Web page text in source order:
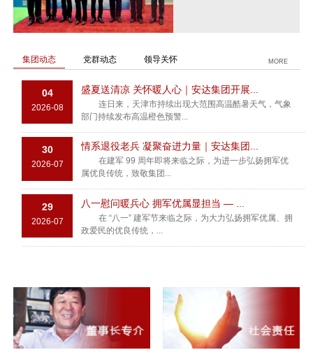
集团动态 党群动态 领导关怀 MORE
04
2026-08
盛夏送清凉 关怀暖人心｜安达集团开展...
连日来，天津市持续出现大范围高温酷暑天气，气象
部门持续发布高温橙色预警...
30
2026-07
情系退役老兵 凝聚奋进力量｜安达集团...
在建军 99 周年即将来临之际，为进一步弘扬拥军优
属优良传统，致敬集团...
29
2026-07
八一慰问暖兵心 拥军优属显担当 — ...
在 “八一” 建军节来临之际，为大力弘扬拥军优属、拥
政爱民的优良传统，...